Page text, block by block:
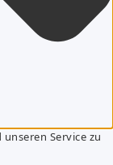
Service zu